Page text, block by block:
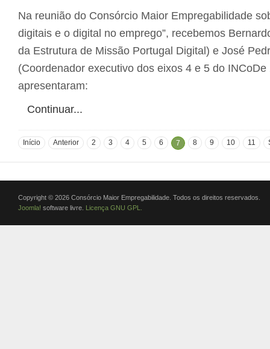
Na reunião do Consórcio Maior Empregabilidade
digitais e o digital no emprego”, recebemos
da Estrutura de Missão Portugal Digital) e José
(Coordenador executivo dos eixos 4 e 5 do INCoDe
apresentaram:
Continuar...
Início Anterior 2 3 4 5 6 7 8 9 10 11
Copyright © 2026 Consórcio Maior Empregabilidade. Todos os direitos reservados.
Joomla! software livre. Licença GNU GPL.